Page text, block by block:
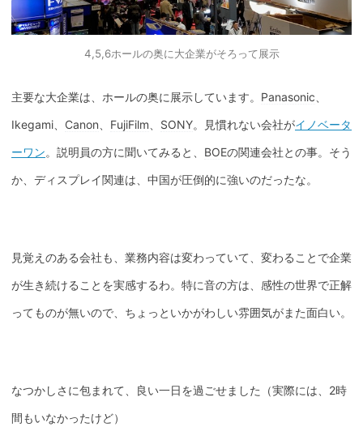
4,5,6ホールの奥に大企業がそろって展示
主要な大企業は、ホールの奥に展示しています。 Panasonic
Ikegami、 Canon FujiFilm SONY。見慣れない会社がイノベータ
ーワン。説明員の方に聞いてみると、 BOEの関連会社との事。そう
か、ディスプレイ関連は、中国が圧倒的に強いのだったな。
見覚えのある会社も、業務内容は変わっていて、変わることで企業
が生き続けることを実感するわ。特に音の方は、感性の世界で正解
ってものが無いので、ちょっといかがわしい雰囲気がまた面白い。
なつかしさに包まれて、良い一日を過ごせました（実際には、2時
間もいなかったけど）